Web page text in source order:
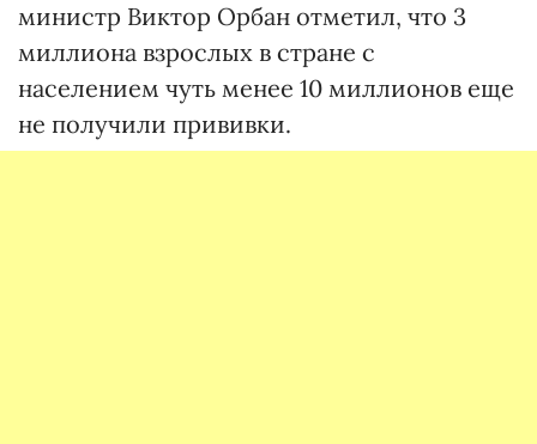
министр Виктор Орбан отметил, что 3
миллиона взрослых в стране с
населением чуть менее 10 миллионов еще
не получили прививки.